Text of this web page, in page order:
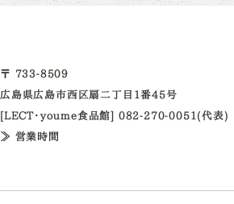
〒 733-8509
広島県広島市西区扇二丁目1番45号
[LECT・youme食品館] 082-270-0051(代表)
≫ 営業時間